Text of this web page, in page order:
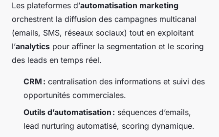
Les plateformes d’automatisation marketing
orchestrent la diffusion des campagnes multicanal
(emails, SMS, réseaux sociaux) tout en exploitant
l’analytics pour affiner la segmentation et le scoring
des leads en temps réel.
CRM : centralisation des informations et suivi des
opportunités commerciales.
Outils d’automatisation : séquences d’emails,
lead nurturing automatisé, scoring dynamique.